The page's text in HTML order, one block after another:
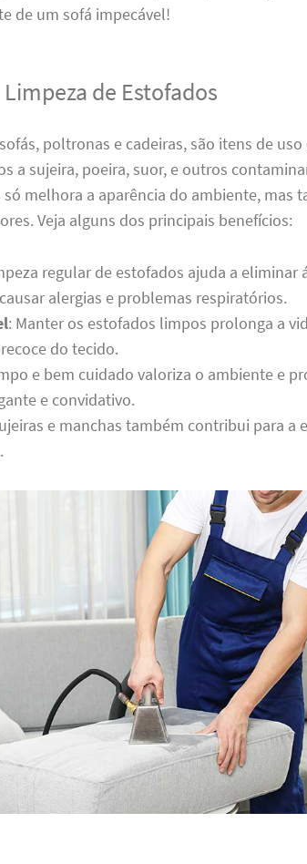
de um sofá impecável!
de Estofados
poltronas e cadeiras, são itens de
a sujeira, poeira, suor, e outros
melhora a aparência do ambiente, mas
Veja alguns dos principais benefícios:
regular de estofados ajuda a eliminar
alergias e problemas respiratórios.
: Manter os estofados limpos prolonga a
do tecido.
e bem cuidado valoriza o ambiente e
e convidativo.
e manchas também contribui para a